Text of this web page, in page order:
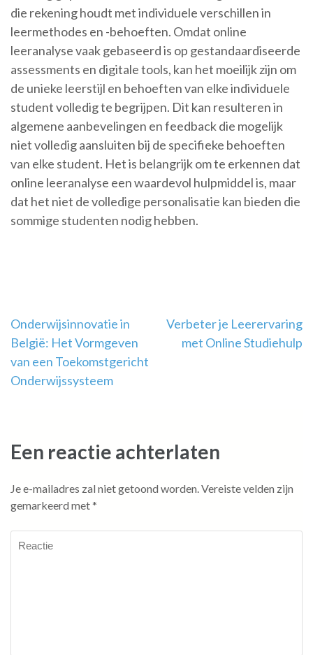
die rekening houdt met individuele verschillen in
leermethodes en -behoeften. Omdat online
leeranalyse vaak gebaseerd is op gestandaardiseerde
assessments en digitale tools, kan het moeilijk zijn om
de unieke leerstijl en behoeften van elke individuele
student volledig te begrijpen. Dit kan resulteren in
algemene aanbevelingen en feedback die mogelijk
niet volledig aansluiten bij de specifieke behoeften
van elke student. Het is belangrijk om te erkennen dat
online leeranalyse een waardevol hulpmiddel is, maar
dat het niet de volledige personalisatie kan bieden die
sommige studenten nodig hebben.
Berichtnavigatie
Onderwijsinnovatie in
België: Het Vormgeven
van een Toekomstgericht
Onderwijssysteem
Verbeter je Leerervaring
met Online Studiehulp
Een reactie achterlaten
Je e-mailadres zal niet getoond worden.Vereiste velden zijn
gemarkeerd met*